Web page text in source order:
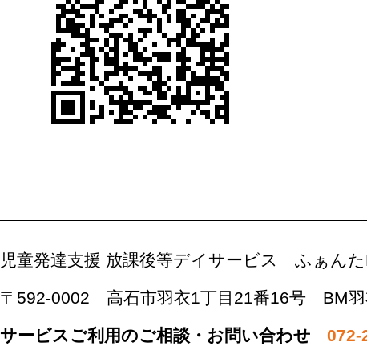
児童発達支援 放課後等デイサービス ふぁん
〒592-0002 高石市羽衣1丁目21番16号 BM
サービスご利用のご相談・お問い合わせ 072-